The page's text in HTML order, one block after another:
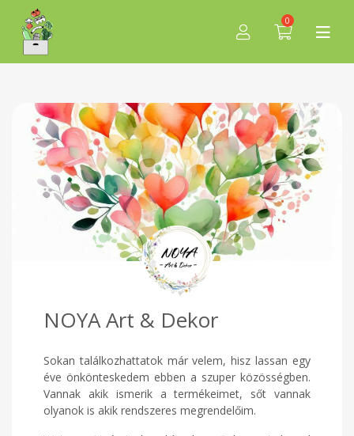
0
NOYA Art & Dekor
Sokan találkozhattatok már velem, hisz lassan egy
éve önkönteskedem ebben a szuper közösségben.
Vannak akik ismerik a termékeimet, sőt vannak
olyanok is akik rendszeres megrendelőim.